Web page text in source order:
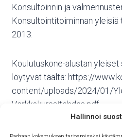
Hallinnoi
Konsultoinnin ja
Konsultointitoiminnan
2013.
Koulutuskone-alustan
löytyvät täältä: https://
content/uploads/2024/01/
Verkkokurssitehdas.pdf